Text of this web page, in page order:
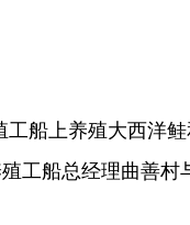
船上养殖大西洋
工船总经理曲善村